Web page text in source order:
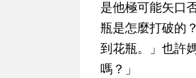
是他極可能矢口
瓶是怎麼打破的
到花瓶。」也許
嗎？」